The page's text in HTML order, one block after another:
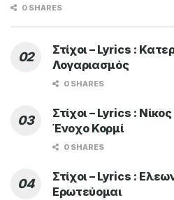
0 SHARES
Στίχοι – Lyrics :
Λογαριασμός
0 SHARES
Στίχοι – Lyrics :
Ένοχο Κορμί
0 SHARES
Στίχοι – Lyrics :
Ερωτεύομαι